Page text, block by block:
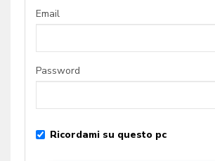
Email
Password
Ricordami su questo pc